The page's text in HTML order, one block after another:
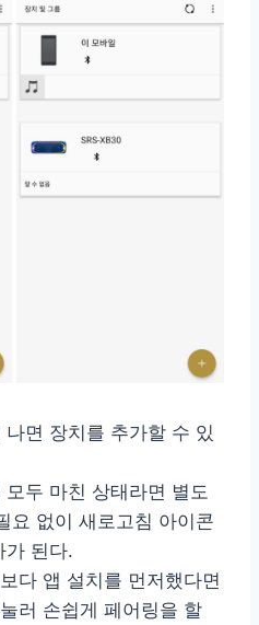
면 장치를 추가할 수 있
두 마친 상태라면 별도
요 없이 새로고침 아이콘
가 된다.
다 앱 설치를 먼저했다면
러 손쉽게 페어링을 할